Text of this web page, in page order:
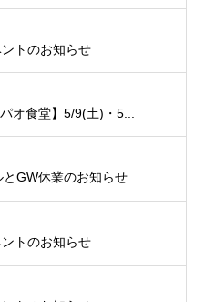
トのお知らせ
オ食堂】5/9(土)・5...
GW休業のお知らせ
トのお知らせ